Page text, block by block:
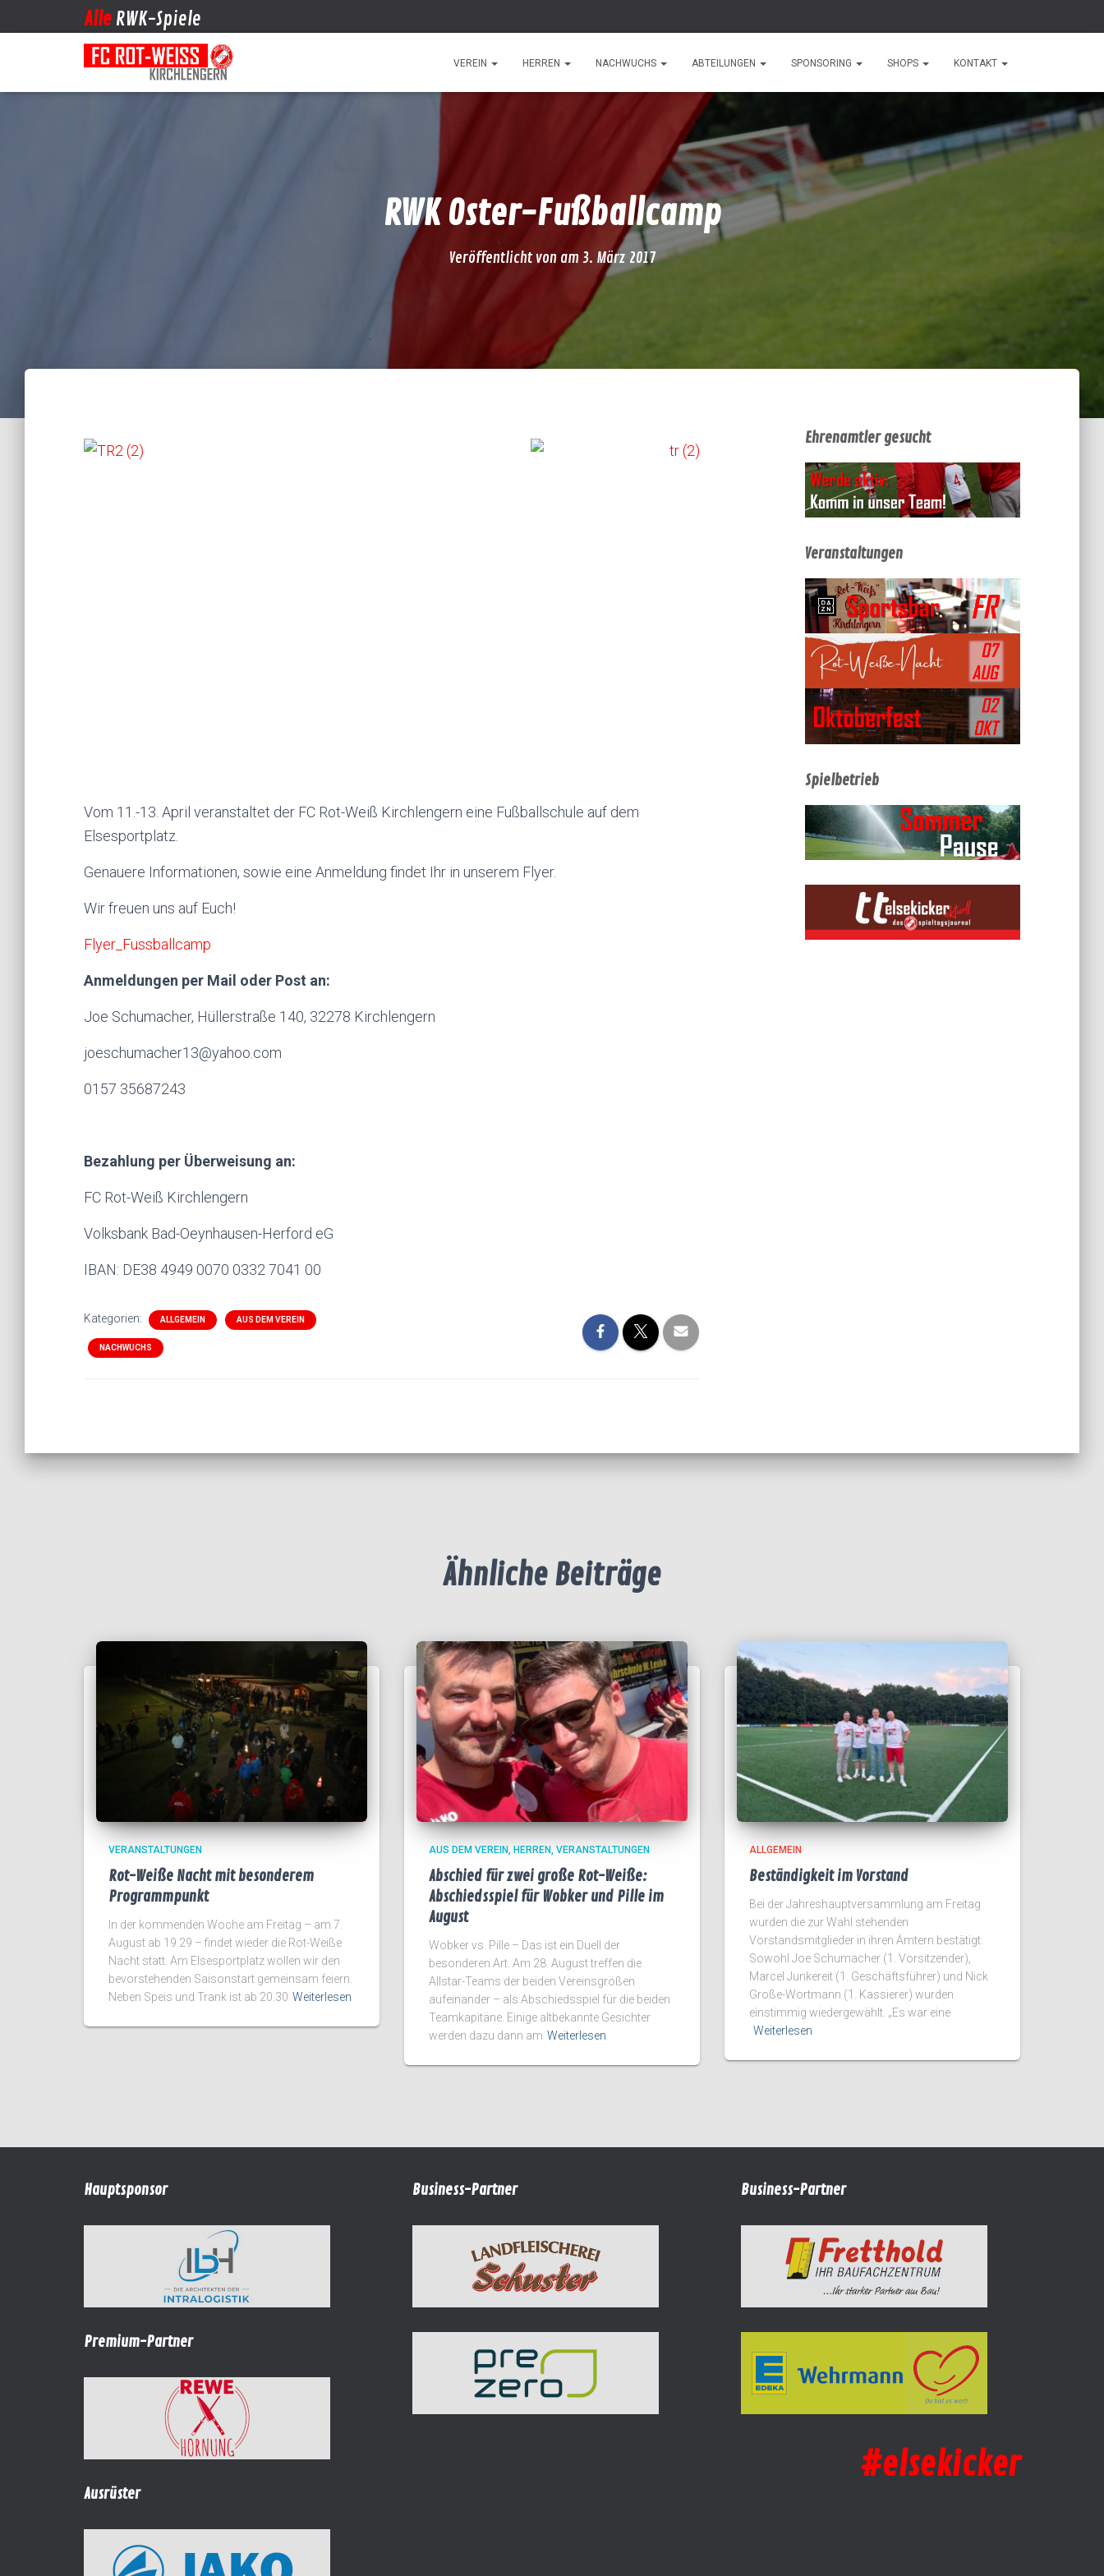
Alle RWK-Spiele
VEREIN HERREN NACHWUCHS ABTEILUNGEN SPONSORING SHOPS KONTAKT
RWK Oster-Fußballcamp
Veröffentlicht von am 3. März 2017
Vom 11.-13. April veranstaltet der FC Rot-Weiß Kirchlengern eine Fußballschule auf dem
Elsesportplatz.
Genauere Informationen, sowie eine Anmeldung findet Ihr in unserem Flyer.
Wir freuen uns auf Euch!
Flyer_Fussballcamp
Anmeldungen per Mail oder Post an:
Joe Schumacher, Hüllerstraße 140, 32278 Kirchlengern
joeschumacher13@yahoo.com
0157 35687243
Bezahlung per Überweisung an:
FC Rot-Weiß Kirchlengern
Volksbank Bad-Oeynhausen-Herford eG
IBAN: DE38 4949 0070 0332 7041 00
Kategorien: ALLGEMEIN AUS DEM VEREIN
NACHWUCHS
Ehrenamtler gesucht
Veranstaltungen
Spielbetrieb
Ähnliche Beiträge
VERANSTALTUNGEN
Rot-Weiße Nacht mit besonderem
Programmpunkt
In der kommenden Woche am Freitag – am 7.
August ab 19.29 – findet wieder die Rot-Weiße
Nacht statt. Am Elsesportplatz wollen wir den
bevorstehenden Saisonstart gemeinsam feiern.
Neben Speis und Trank ist ab 20.30 Weiterlesen
AUS DEM VEREIN HERREN VERANSTALTUNGEN
Abschied für zwei große Rot-Weiße:
Abschiedsspiel für Wobker und Pille im
August
Wobker vs. Pille – Das ist ein Duell der
besonderen Art. Am 28. August treffen die
Allstar-Teams der beiden Vereinsgrößen
aufeinander – als Abschiedsspiel für die beiden
Teamkapitäne. Einige altbekannte Gesichter
werden dazu dann am Weiterlesen
ALLGEMEIN
Beständigkeit im Vorstand
Bei der Jahreshauptversammlung am Freitag
wurden die zur Wahl stehenden
Vorstandsmitglieder in ihren Ämtern bestätigt.
Sowohl Joe Schumacher (1. Vorsitzender),
Marcel Junkereit (1. Geschäftsführer) und Nick
Große-Wortmann (1. Kassierer) wurden
einstimmig wiedergewählt. „Es war eine
Weiterlesen
Hauptsponsor
Premium-Partner
Ausrüster
Business-Partner Business-Partner
#elsekicker